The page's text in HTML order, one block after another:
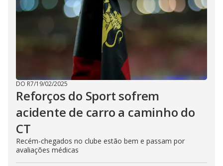
DO R7/19/02/2025
Reforços do Sport sofrem
acidente de carro a caminho do
CT
Recém-chegados no clube estão bem e passam por
avaliações médicas